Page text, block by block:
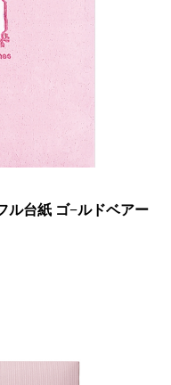
ル台紙 ゴ−ルドベアー